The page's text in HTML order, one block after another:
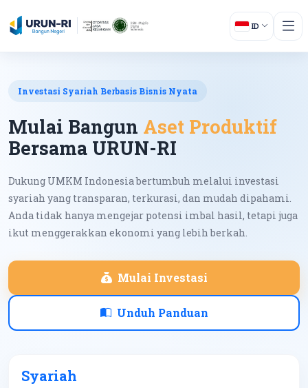
ID
Investasi Syariah Berbasis Bisnis Nyata
Mulai Bangun Aset Produktif
Bersama URUN-RI
Dukung UMKM Indonesia bertumbuh melalui investasi
syariah yang transparan, terkurasi, dan mudah dipahami.
Anda tidak hanya mengejar potensi imbal hasil, tetapi juga
ikut menggerakkan ekonomi yang lebih berkah.
Mulai Investasi
Unduh Panduan
Syariah